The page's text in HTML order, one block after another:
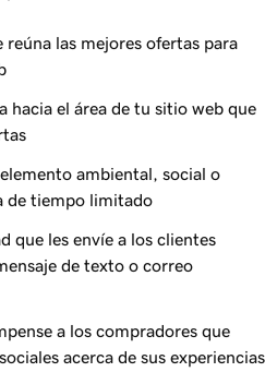
reúna las mejores ofertas para
hacia el área de tu sitio web que
ambiental, social o
de tiempo limitado
que les envíe a los clientes
de texto o correo
a los compradores que
acerca de sus experiencias